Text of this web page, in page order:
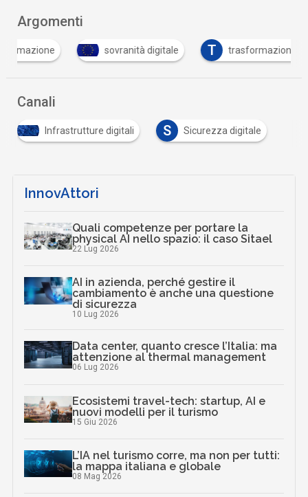
Argomenti
sovranità digitale T trasformazione digitale
Canali
Infrastrutture digitali S Sicurezza digitale
InnovAttori
Quali competenze per portare la
physical AI nello spazio: il caso Sitael
22 Lug 2026
AI in azienda, perché gestire il
cambiamento è anche una questione
di sicurezza
10 Lug 2026
Data center, quanto cresce l’Italia: ma
attenzione al thermal management
06 Lug 2026
Ecosistemi travel-tech: startup, AI e
nuovi modelli per il turismo
15 Giu 2026
L’IA nel turismo corre, ma non per tutti:
la mappa italiana e globale
08 Mag 2026